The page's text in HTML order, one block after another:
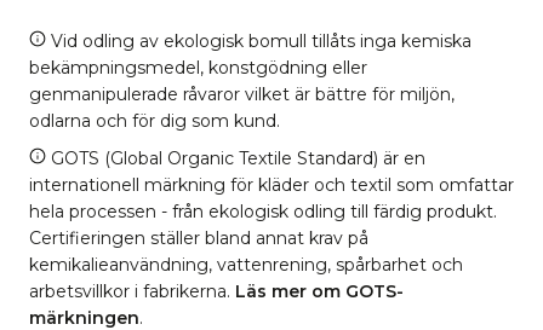
Vid odling av ekologisk bomull tillåts inga kemiska
bekämpningsmedel, konstgödning eller
genmanipulerade råvaror vilket är bättre för miljön,
odlarna och för dig som kund.
GOTS (Global Organic Textile Standard) är en
internationell märkning för kläder och textil som omfattar
hela processen - från ekologisk odling till färdig produkt.
Certifieringen ställer bland annat krav på
kemikalieanvändning, vattenrening, spårbarhet och
arbetsvillkor i fabrikerna. Läs mer om GOTS-
märkningen.